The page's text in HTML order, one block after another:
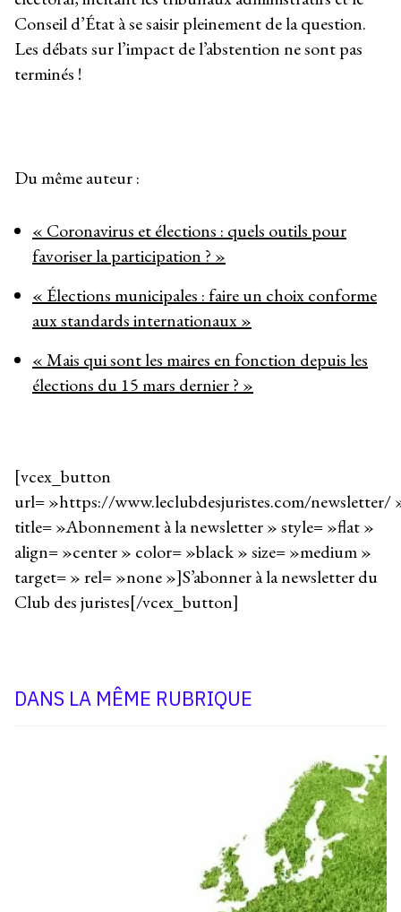
Conseil d’État à se saisir pleinement de la question.
Les débats sur l’impact de l’abstention ne sont pas
terminés !
Du même auteur :
« Coronavirus et élections : quels outils pour
favoriser la participation ? »
« Élections municipales : faire un choix conforme
aux standards internationaux »
« Mais qui sont les maires en fonction depuis les
élections du 15 mars dernier ? »
[vcex_button
url= »https://www.leclubdesjuristes.com/newsletter/
title= »Abonnement à la newsletter » style= »flat »
align= »center » color= »black » size= »medium »
target= » rel= »none »]S’abonner à la newsletter du
Club des juristes[/vcex_button]
DANS LA MÊME RUBRIQUE